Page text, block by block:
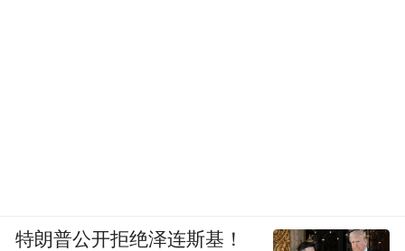
特朗普公开拒绝泽连斯基！